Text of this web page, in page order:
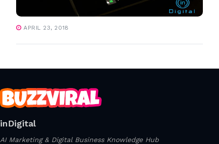
APRIL 23, 2018
inDigital
AI Marketing & Digital Business Knowledge Hub